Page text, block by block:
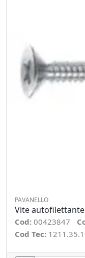
PAVANELLO
Vite autofilettante
Cod: 00423847
Cod Tec: